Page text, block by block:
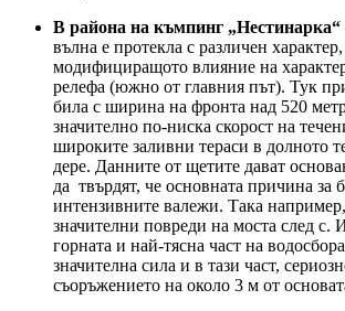
В района на къмпинг „Нестинарка“
вълна е протекла с различен
модифициращото влияние на
релефа (южно от главния път). Тук
била с ширина на фронта над 520
значително по-ниска скорост на
широките заливни тераси в долното
дере. Данните от щетите дават
да твърдят, че основната причина за
интензивните валежи. Така
значителни повреди на моста след с.
горната и най-тясна част на
значителна сила и в тази част,
съоръжението на около 3 м от